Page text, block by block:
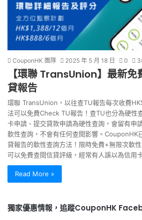
CouponHK 團隊 2025 年 5 月 18 日 0
【環聯 TransUnion】最新免
貸報告
環聯 TransUnion，以往查TU報告每次收費
法可以免費Check TU報告！查TU也分為硬性
卡申請、提交貸款申請為硬性查詢，會留有申
軟性查詢，不會有任何查閱影響。CouponHK
貸報告的軟性查詢方法！限時免費+無限次軟
可以免費查閱信貸評級，經常有人誤以為信用
Read More »
獨家優惠情報，追蹤CouponHK